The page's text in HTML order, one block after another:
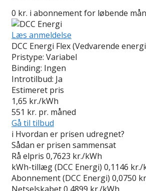
0 kr. i abonnement for løbende
Læs anmeldelse
DCC Energi Flex (Vedvarende
Pristype: Variabel
Binding: Ingen
Introtilbud: Ja
Estimeret pris
1,65 kr./kWh
551 kr. pr. måned
Gå til tilbud
i Hvordan er prisen udregnet?
Sådan er prisen sammensat
Rå elpris 0,7623 kr./kWh
kWh-tillæg (DCC Energi) 0,1146 kr./
Abonnement (DCC Energi) 0,0750